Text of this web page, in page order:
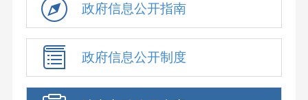
政府信息公开指南
政府信息公开制度